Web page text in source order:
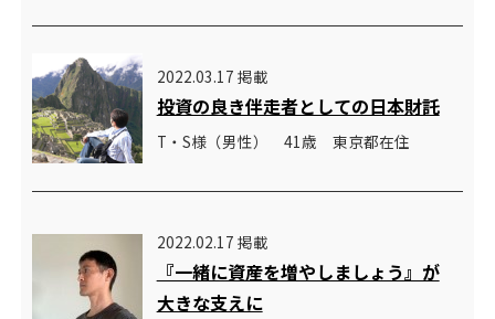
2022.03.17 掲載
投資の良き伴走者としての日本財託
T・S様（男性） 41歳 東京都在住
2022.02.17 掲載
『一緒に資産を増やしましょう』が
大きな支えに